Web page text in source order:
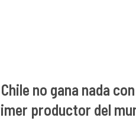
no gana nada
productor del